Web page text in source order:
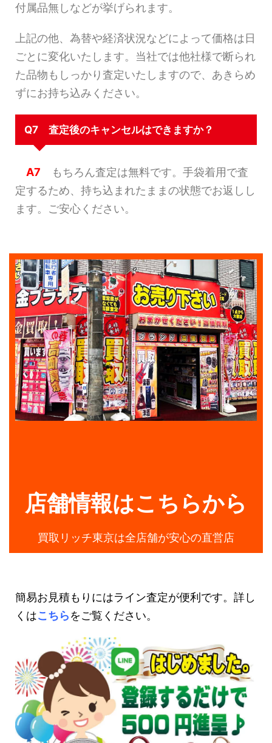
付属品無しなどが挙げられます。
上記の他、為替や経済状況などによって価格は日
ごとに変化いたします。当社では他社様で断られ
た品物もしっかり査定いたしますので、あきらめ
ずにお持ち込みください。
Q7 査定後のキャンセルはできますか？
A7 もちろん査定は無料です。手袋着用で査
定するため、持ち込まれたままの状態でお返しし
ます。ご安心ください。
店舗情報はこちらから
買取リッチ東京は全店舗が安心の直営店
簡易お見積もりにはライン査定が便利です。詳し
くはこちらをご覧ください。